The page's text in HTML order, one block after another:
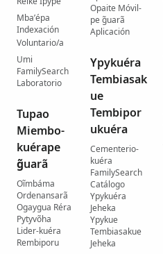
Mba’épa
Indexación
Voluntario/a
Umi
FamilySearch
Laboratorio
Tupao
Miembo-
kuérape
g̃uarã
Oĩmbáma
Ordenansarã
Ogaygua Réra
Pytyvõha
Lider-kuéra
Rembiporu
Opaite Móvil-
pe g̃uarã
Aplicación
Ypykuéra
Tembiasak
ue
Tembipor
ukuéra
Cementerio-
kuéra
FamilySearch
Catálogo
Ypykuéra
Jeheka
Ypykue
Tembiasakue
Jeheka